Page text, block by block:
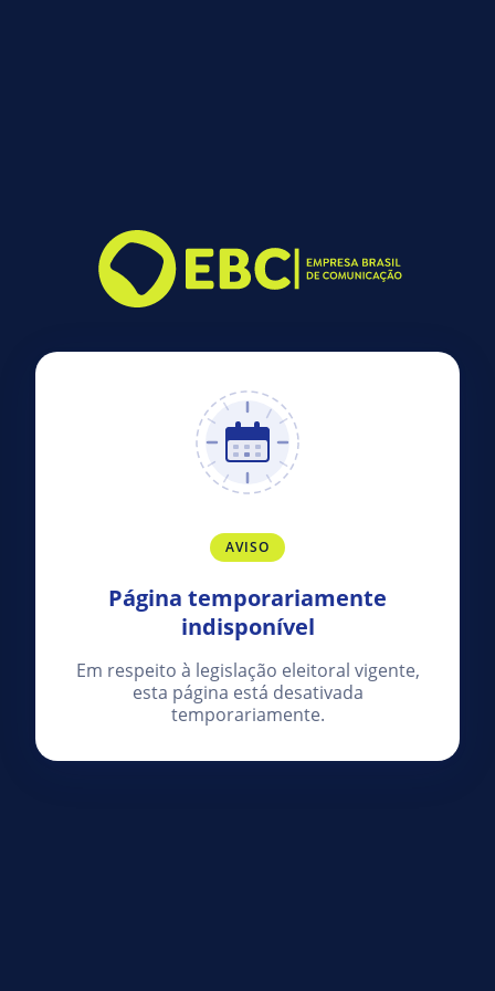
AVISO
Página temporariamente
indisponível
Em respeito à legislação eleitoral vigente,
esta página está desativada
temporariamente.